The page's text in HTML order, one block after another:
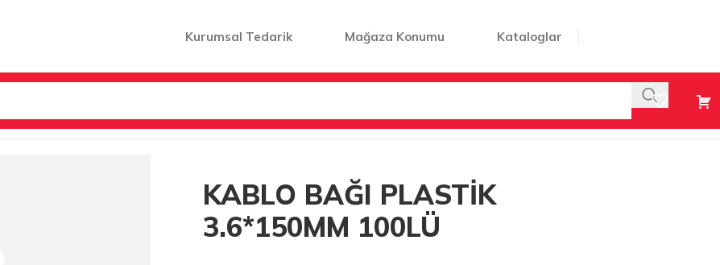
Kurumsal Tedarik Mağaza Konumu Kataloglar
MALZEMELERİ/KABLO BAĞI PLASTİK 3.6*150MM 100LÜ
KABLO BAĞI PLASTİK
3.6*150MM 100LÜ